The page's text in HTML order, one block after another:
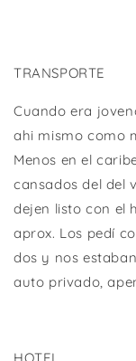
TRANSPORTE
Cuando era
ahi mismo como
Menos en el
cansados del del
dejen listo con el
aprox. Los pedí
dos y nos
auto privado,
HOTEL